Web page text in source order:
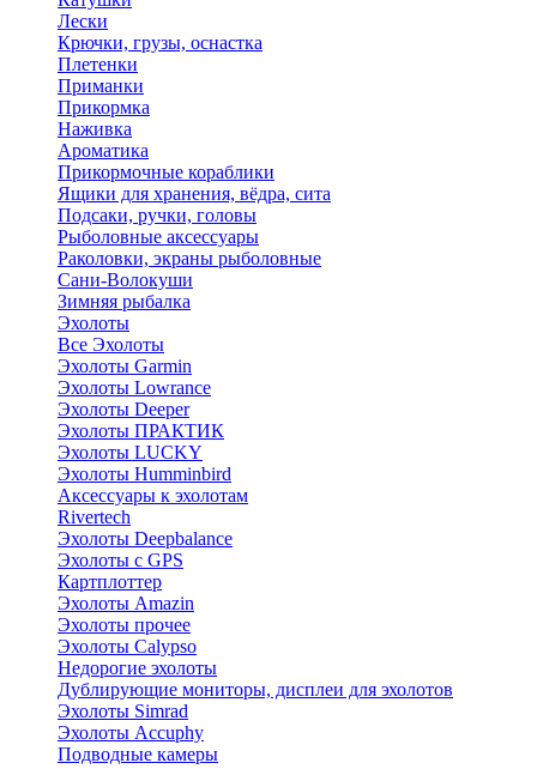
Лески
Крючки, грузы, оснастка
Плетенки
Приманки
Прикормка
Наживка
Ароматика
Прикормочные кораблики
Ящики для хранения, вёдра, сита
Подсаки, ручки, головы
Рыболовные аксессуары
Раколовки, экраны рыболовные
Сани-Волокуши
Зимняя рыбалка
Эхолоты
Все Эхолоты
Эхолоты Garmin
Эхолоты Lowrance
Эхолоты Deeper
Эхолоты ПРАКТИК
Эхолоты LUCKY
Эхолоты Humminbird
Аксессуары к эхолотам
Rivertech
Эхолоты Deepbalance
Эхолоты с GPS
Картплоттер
Эхолоты Amazin
Эхолоты прочее
Эхолоты Calypso
Недорогие эхолоты
Дублирующие мониторы, дисплеи для эхолотов
Эхолоты Simrad
Эхолоты Accuphy
Подводные камеры